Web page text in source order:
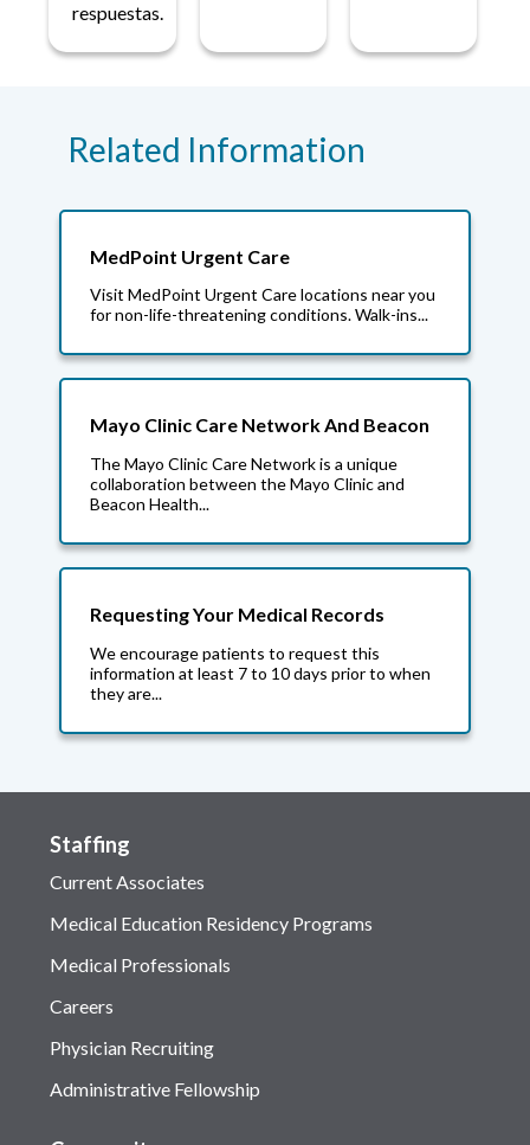
respuestas.
Related Information
MedPoint Urgent Care
Visit MedPoint Urgent Care locations near you
for non-life-threatening conditions. Walk-ins...
Mayo Clinic Care Network And Beacon
The Mayo Clinic Care Network is a unique
collaboration between the Mayo Clinic and
Beacon Health...
Requesting Your Medical Records
We encourage patients to request this
information at least 7 to 10 days prior to when
they are...
Staffing
Current Associates
Medical Education Residency Programs
Medical Professionals
Careers
Physician Recruiting
Administrative Fellowship